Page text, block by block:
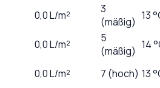
0,0L/m²
3
(mäßig) 13
0,0L/m²
5
(mäßig) 14
0,0L/m² 7 (hoch) 13